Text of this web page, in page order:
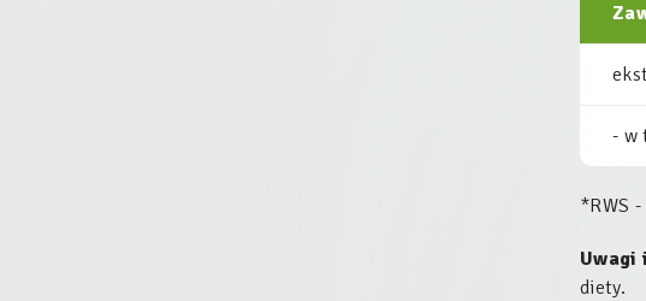
- w
*RWS
Uwagi
diety.